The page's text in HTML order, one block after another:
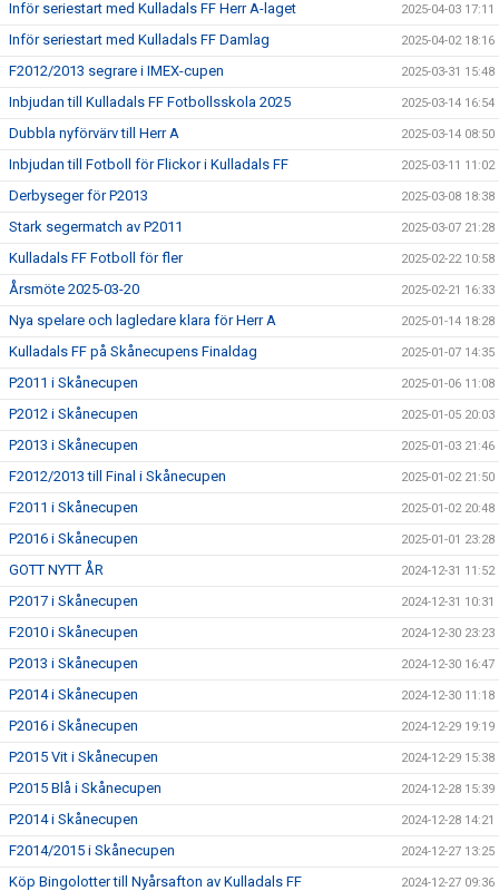
Inför seriestart med Kulladals FF Herr A-laget 2025-04-03 17:11
Inför seriestart med Kulladals FF Damlag 2025-04-02 18:16
F2012/2013 segrare i IMEX-cupen 2025-03-31 15:48
Inbjudan till Kulladals FF Fotbollsskola 2025 2025-03-14 16:54
Dubbla nyförvärv till Herr A 2025-03-14 08:50
Inbjudan till Fotboll för Flickor i Kulladals FF 2025-03-11 11:02
Derbyseger för P2013 2025-03-08 18:38
Stark segermatch av P2011 2025-03-07 21:28
Kulladals FF Fotboll för fler 2025-02-22 10:58
Årsmöte 2025-03-20 2025-02-21 16:33
Nya spelare och lagledare klara för Herr A 2025-01-14 18:28
Kulladals FF på Skånecupens Finaldag 2025-01-07 14:35
P2011 i Skånecupen 2025-01-06 11:08
P2012 i Skånecupen 2025-01-05 20:03
P2013 i Skånecupen 2025-01-03 21:46
F2012/2013 till Final i Skånecupen 2025-01-02 21:50
F2011 i Skånecupen 2025-01-02 20:48
P2016 i Skånecupen 2025-01-01 23:28
GOTT NYTT ÅR 2024-12-31 11:52
P2017 i Skånecupen 2024-12-31 10:31
F2010 i Skånecupen 2024-12-30 23:23
P2013 i Skånecupen 2024-12-30 16:47
P2014 i Skånecupen 2024-12-30 11:18
P2016 i Skånecupen 2024-12-29 19:19
P2015 Vit i Skånecupen 2024-12-29 15:38
P2015 Blå i Skånecupen 2024-12-28 15:39
P2014 i Skånecupen 2024-12-28 14:21
F2014/2015 i Skånecupen 2024-12-27 13:25
Köp Bingolotter till Nyårsafton av Kulladals FF 2024-12-27 09:36